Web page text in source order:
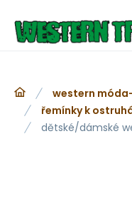
western
řemínky k
dětské/dámské